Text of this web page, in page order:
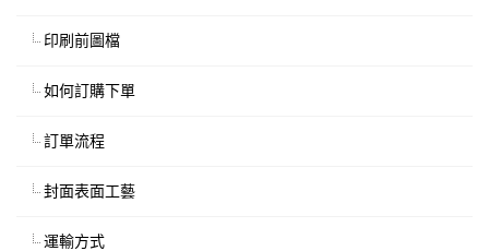
印刷前圖檔
如何訂購下單
訂單流程
封面表面工藝
運輸方式